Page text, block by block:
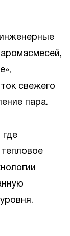
свежего
пара.
где